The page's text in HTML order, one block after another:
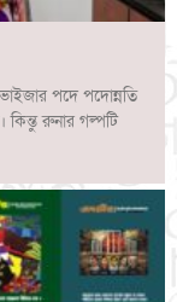
পদে পদোন্নতি
রুনার গল্পটি